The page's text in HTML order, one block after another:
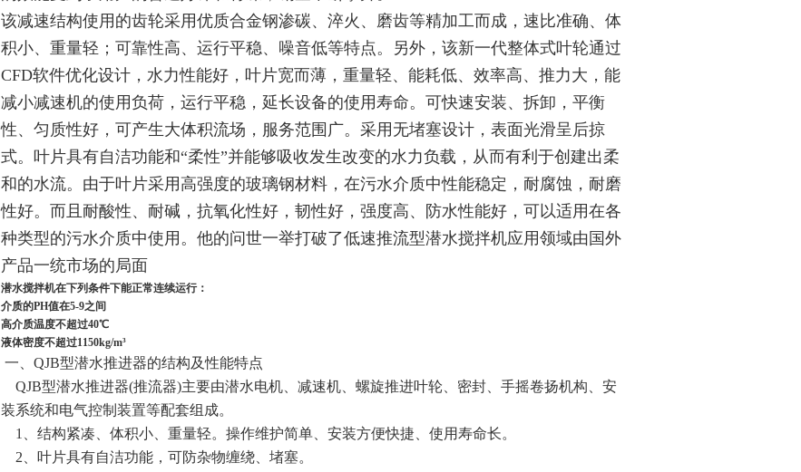
该减速结构使用的齿轮采用优质合金钢渗碳、淬火、磨齿等精加工而成，速比准确、体
积小、重量轻；可靠性高、运行平稳、噪音低等特点。另外，该新一代整体式叶轮通过
CFD软件优化设计，水力性能好，叶片宽而薄，重量轻、能耗低、效率高、推力大，能
减小减速机的使用负荷，运行平稳，延长设备的使用寿命。可快速安装、拆卸，平衡
性、匀质性好，可产生大体积流场，服务范围广。采用无堵塞设计，表面光滑呈后掠
式。叶片具有自洁功能和“柔性”并能够吸收发生改变的水力负载，从而有利于创建出柔
和的水流。由于叶片采用高强度的玻璃钢材料，在污水介质中性能稳定，耐腐蚀，耐磨
性好。而且耐酸性、耐碱，抗氧化性好，韧性好，强度高、防水性能好，可以适用在各
种类型的污水介质中使用。他的问世一举打破了低速推流型潜水搅拌机应用领域由国外
产品一统市场的局面
潜水搅拌机在下列条件下能正常连续运行：
介质的PH值在5-9之间
高介质温度不超过40℃
液体密度不超过1150kg/m³
一、QJB型潜水推进器的结构及性能特点
QJB型潜水推进器(推流器)主要由潜水电机、减速机、螺旋推进叶轮、密封、手摇卷扬机构、安
装系统和电气控制装置等配套组成。
1、结构紧凑、体积小、重量轻。操作维护简单、安装方便快捷、使用寿命长。
2、叶片具有自洁功能，可防杂物缠绕、堵塞。